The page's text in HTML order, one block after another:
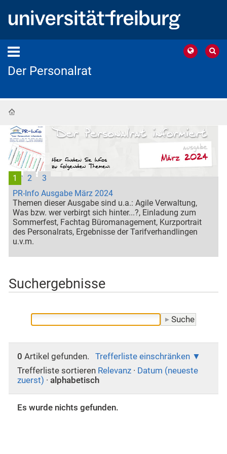
Der Personalrat
PR-Info Ausgabe März 2024
Themen dieser Ausgabe sind u.a.: Agile Verwaltung,
Was bzw. wer verbirgt sich hinter...?, Einladung zum
Sommerfest, Fachtag Büromanagement, Kurzportrait
des Personalrats, Ergebnisse der Tarifverhandlingen
u.v.m.
1 2 3
Suchergebnisse
0 Artikel gefunden.
Trefferliste einschränken
Trefferliste sortieren Relevanz · Datum (neueste
zuerst) · alphabetisch
Es wurde nichts gefunden.